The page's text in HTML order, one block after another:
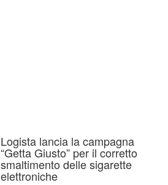
Logista lancia la campagna
“Getta Giusto” per il corretto
smaltimento delle sigarette
elettroniche